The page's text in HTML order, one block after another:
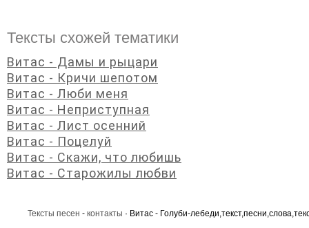
Тексты схожей тематики
Витас - Дамы и рыцари
Витас - Кричи шепотом
Витас - Люби меня
Витас - Неприступная
Витас - Лист осенний
Витас - Поцелуй
Витас - Скажи, что любишь
Витас - Старожилы любви
Тексты песен - контакты · Витас - Голуби-